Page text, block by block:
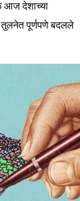
आज देशाच्या
तुलनेत पूर्णपणे बदलले